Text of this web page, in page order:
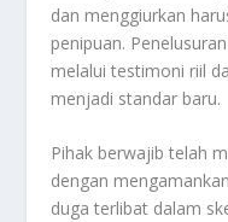
dan menggiurkan
penipuan.
melalui testimoni riil
menjadi standar baru.
Pihak berwajib telah
dengan
duga terlibat dalam